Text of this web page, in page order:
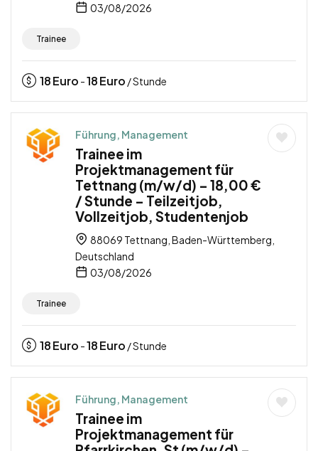
03/08/2026
Trainee
18Euro -18Euro / Stunde
Führung, Management
Trainee im
Projektmanagement für
Tettnang (m/w/d) – 18,00 €
/ Stunde – Teilzeitjob,
Vollzeitjob, Studentenjob
88069 Tettnang, Baden-Württemberg,
Deutschland
03/08/2026
Trainee
18Euro -18Euro / Stunde
Führung, Management
Trainee im
Projektmanagement für